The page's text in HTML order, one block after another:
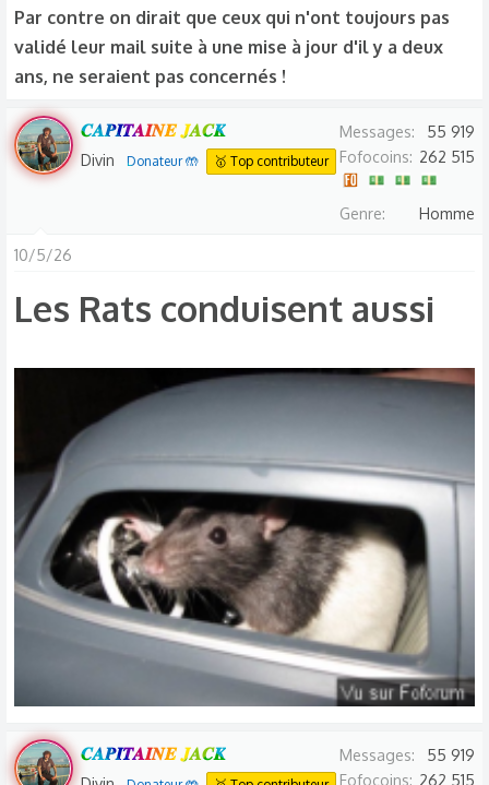
Par contre on dirait que ceux qui n'ont toujours pas
validé leur mail suite à une mise à jour d'il y a deux
ans, ne seraient pas concernés !
𝑪𝑨𝑷𝑰𝑻𝑨𝑰𝑵𝑬 𝑱𝑨𝑪𝑲
Divin Donateur 🤲 🥇 Top contributeur
Messages
55 919
Fofocoins
262 515
Genre Homme
10/5/26
Les Rats conduisent aussi​
𝑪𝑨𝑷𝑰𝑻𝑨𝑰𝑵𝑬 𝑱𝑨𝑪𝑲 Messages
55 919
Fofocoins
262 515